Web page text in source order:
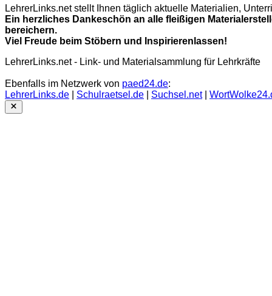
LehrerLinks.net stellt Ihnen täglich aktuelle Materialien,
Ein herzliches Dankeschön an alle fleißigen
bereichern.
Viel Freude beim Stöbern und Inspirierenlassen!
LehrerLinks.net - Link- und Materialsammlung für Lehrkräfte
Ebenfalls im Netzwerk von paed24.de:
LehrerLinks.de
Schulraetsel.de Suchsel.net|
Close